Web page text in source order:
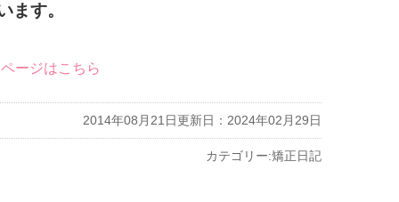
ます。
ージはこちら
2014年08月21日更新日：2024年02月29日
カテゴリー:矯正日記